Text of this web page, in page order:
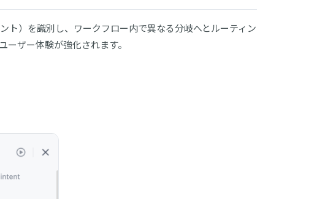
ト）を識別し、ワークフロー内で異なる分岐へとルーティン
ザー体験が強化されます。